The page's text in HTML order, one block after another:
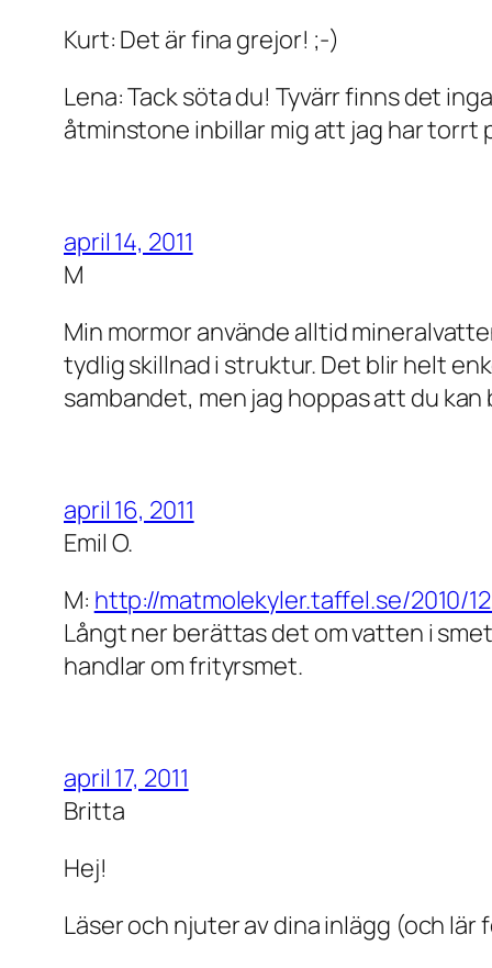
Kurt: Det är fina grejor! ;-)
Lena: Tack söta du! Tyvärr finns det
åtminstone inbillar mig att jag har torrt
april 14, 2011
M
Min mormor använde alltid
tydlig skillnad i struktur. Det blir helt
sambandet, men jag hoppas att du
april 16, 2011
Emil O.
M: http://matmolekyler.taffel.se/
Långt ner berättas det om vatten i
handlar om frityrsmet.
april 17, 2011
Britta
Hej!
Läser och njuter av dina inlägg (och